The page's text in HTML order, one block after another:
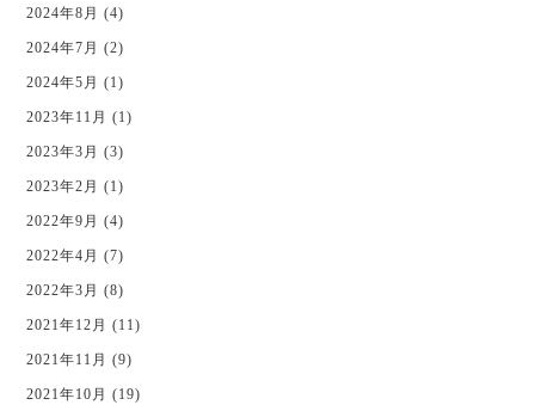
2024年8月 (4)
2024年7月 (2)
2024年5月 (1)
2023年11月 (1)
2023年3月 (3)
2023年2月 (1)
2022年9月 (4)
2022年4月 (7)
2022年3月 (8)
2021年12月 (11)
2021年11月 (9)
2021年10月 (19)